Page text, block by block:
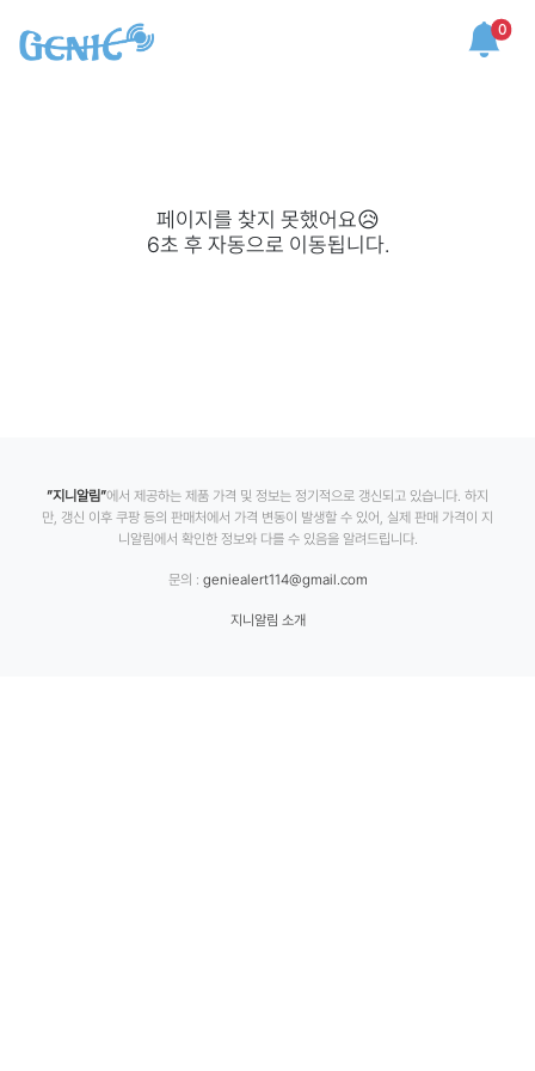
0
페이지를 찾지 못했어요😥
6초 후 자동으로 이동됩니다.
”지니알림”에서 제공하는 제품 가격 및 정보는 정기적으로 갱신되고 있습니다. 하지
만, 갱신 이후 쿠팡 등의 판매처에서 가격 변동이 발생할 수 있어, 실제 판매 가격이 지
니알림에서 확인한 정보와 다를 수 있음을 알려드립니다.
문의 : geniealert114@gmail.com
지니알림 소개